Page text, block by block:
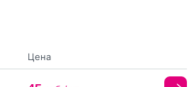
Цена